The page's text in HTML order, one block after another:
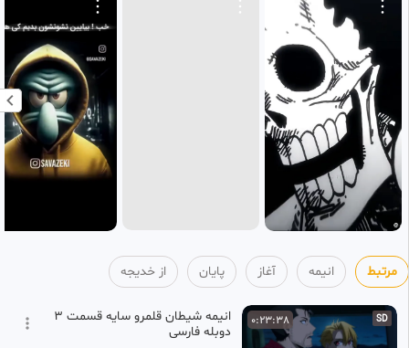
مرتبط انیمه آغاز پایان از خدیجه
SD
0:23:38
انیمه شیطان قلمرو سایه قسمت ۳
دوبله فارسی